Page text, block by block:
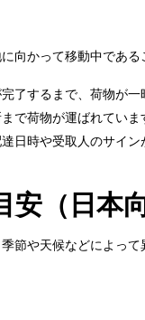
かって移動中であ
了するまで、荷物が一
で荷物が運ばれていま
日時や受取人のサイン
（日本向
や天候などによって